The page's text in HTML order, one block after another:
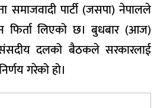
समाजवादी पार्टी (जसपा) नेपालले
फिर्ता लिएको छ। बुधबार (आज)
दलको बैठकले सरकारलाई
गरेको हो।